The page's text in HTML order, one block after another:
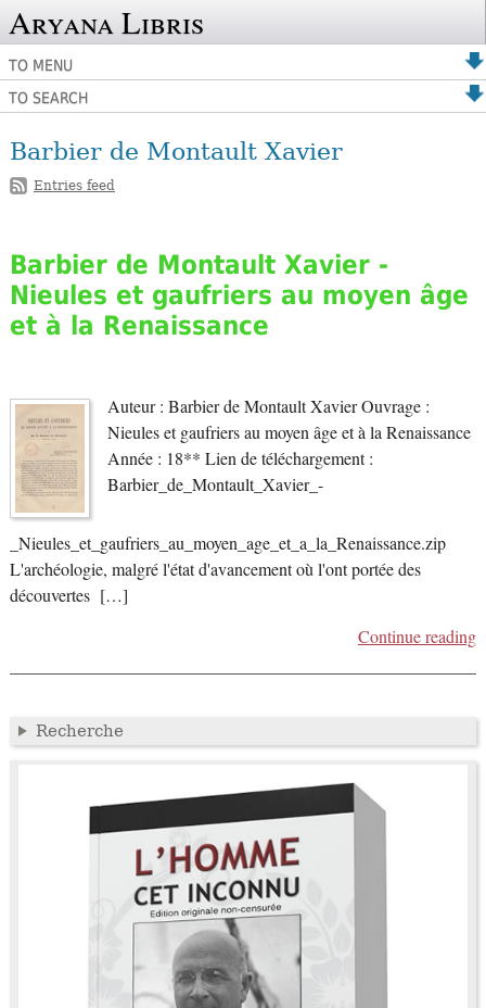
Aryana Libris
TO MENU
TO SEARCH
Barbier de Montault Xavier
Entries feed
Barbier de Montault Xavier -
Nieules et gaufriers au moyen âge
et à la Renaissance
Auteur : Barbier de Montault Xavier Ouvrage :
Nieules et gaufriers au moyen âge et à la Renaissance
Année : 18** Lien de téléchargement :
Barbier_de_Montault_Xavier_-
_Nieules_et_gaufriers_au_moyen_age_et_a_la_Renaissance.zip
L'archéologie, malgré l'état d'avancement où l'ont portée des
découvertes […]
Continue reading
Recherche